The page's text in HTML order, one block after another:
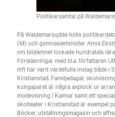
Politikersamtal på
På Waldemarsudde hölls
(M) och gymnasieminister Anna
om bildämnet lockade hundratals
Föreläsningar med bl.a. författaren
mfl har varit värdefulla inslag både i
Kristianstad. Familjedagar,
kungaparet är några axplock ur
modevisning i Kalmar samt ett
skolteater i Kristianstad är exempel
Böcker, utställningsmagasin och